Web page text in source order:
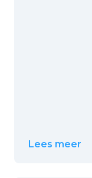
Lees meer